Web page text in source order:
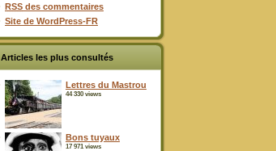
RSS des commentaires
Site de WordPress-FR
Articles les plus consultés
Lettres du Mastrou
44 330 views
Bons tuyaux
17 971 views